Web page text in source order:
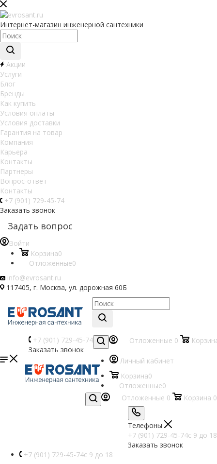
Интернет-магазин инженерной сантехники
Акции
Услуги
Блог
Бренды
Как купить
Условия оплаты
Условия доставки
Гарантия на товар
Компания
Карьера
Контакты
Партнеры
Вопрос-ответ
Контакты
+7 (901) 729-45-74
Заказать звонок
Задать вопрос
Войти
Корзина0
Отложенные0
info@evrosant.ru
117405, г. Москва, ул. дорожная 60Б
+7 (901) 729-45-74
Заказать звонок
Отложенные 0
Отложенные 0 Корзина 0
Телефоны
+7 (901) 729-45-74c 9 до 18
Заказать звонок
Личный кабинет
Корзина0
Отложенные0
+7 (901) 729-45-74c 9 до 18